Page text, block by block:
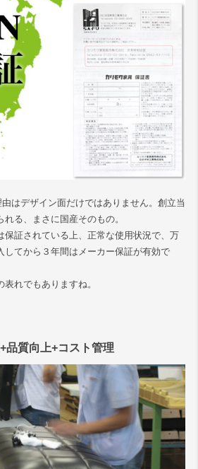
はデザイン面だけではありません。創立当
る、まさに国産そのもの。
保証されている上、正常な使用状況で、万
してから３年間はメーカー保証が有効で
れでもありますね。
品質向上+コスト管理